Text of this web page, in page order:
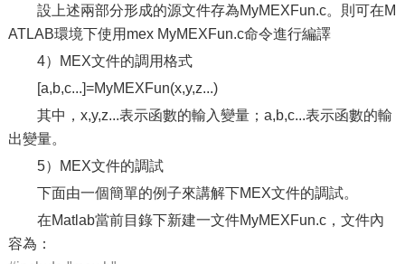
設上述兩部分形成的源文件存為MyMEXFun.c。則可在M
ATLAB環境下使用mex MyMEXFun.c命令進行編譯
4）MEX文件的調用格式
[a,b,c...]=MyMEXFun(x,y,z...)
其中，x,y,z...表示函數的輸入變量；a,b,c...表示函數的輸
出變量。
5）MEX文件的調試
下面由一個簡單的例子來講解下MEX文件的調試。
在Matlab當前目錄下新建一文件MyMEXFun.c，文件內
容為：